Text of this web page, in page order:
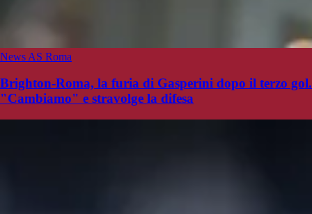
News AS Roma
Brighton-Roma, la furia di Gasperini dopo il terzo gol.
"Cambiamo" e stravolge la difesa